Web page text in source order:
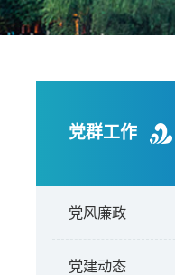
党群工作
党风廉政
党建动态